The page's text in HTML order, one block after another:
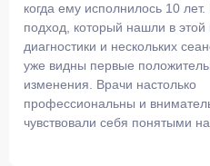
когда ему исполнилось 10
подход, который нашли в этой
диагностики и нескольких
уже видны первые
изменения. Врачи настолько
профессиональны и
чувствовали себя понятыми